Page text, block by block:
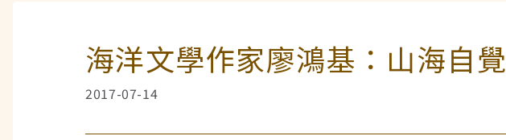
海洋文學作家廖鴻基：山海自覺
2017-07-14